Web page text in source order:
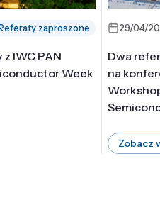
zaproszone
IWC PAN
Week
29/04/
Dwa
na
Zobacz